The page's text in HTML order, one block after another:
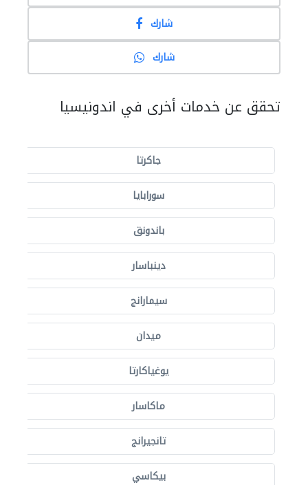
شارك
شارك
تحقق عن خدمات أخرى في اندونيسيا
جاكرتا
سورابايا
باندونق
دينباسار
سيمارانج
ميدان
يوغياكارتا
ماكاسار
تانجيرانج
بيكاسي